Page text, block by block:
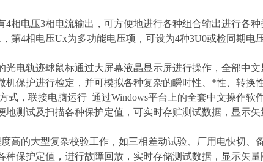
4相电压3相电流输出，可方便地进行各种组合输出进行各
第4相电压Ux为多功能电压项，可设为4种3U0或检同期电
电轨迹球鼠标通过大屏幕液晶显示屏进行操作，全部中
机保护进行检定，并可模拟各种复杂的瞬时性、*性、转换
式，联接电脑运行 通过Windows平台上的全套中文操作软
地测试及扫描各种保护定值，可实时存贮测试数据，显示
高的大型复杂校验工作，如三相差动试验、厂用电快切、
保护定值，进行故障回放，实时存储测试数据，显示矢量